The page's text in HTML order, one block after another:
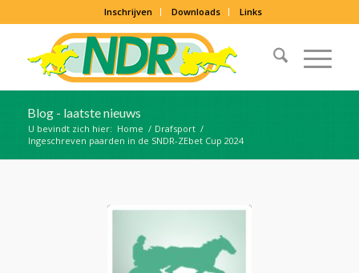
Inschrijven Downloads Links
Blog - laatste nieuws
U bevindt zich hier: Home / Drafsport /
Ingeschreven paarden in de SNDR-ZEbet Cup 2024